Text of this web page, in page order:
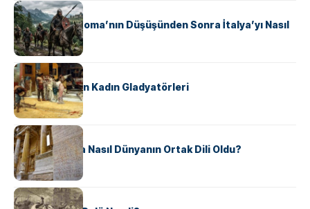
KÜLTÜR
Ostrogotlar Roma’nın Düşüşünden Sonra İtalya’yı Nasıl
Ele Geçirdi?
KÜLTÜR
Antik Roma’nın Kadın Gladyatörleri
KÜLTÜR
Antik Yunanca Nasıl Dünyanın Ortak Dili Oldu?
KÜLTÜR